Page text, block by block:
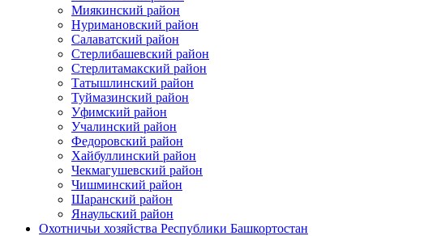
Миякинский район
Нуримановский район
Салаватский район
Стерлибашевский район
Стерлитамакский район
Татышлинский район
Туймазинский район
Уфимский район
Учалинский район
Федоровский район
Хайбуллинский район
Чекмагушевский район
Чишминский район
Шаранский район
Янаульский район
Охотничьи хозяйства Республики Башкортостан